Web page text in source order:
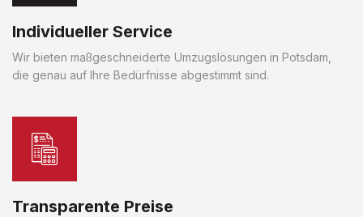
Individueller Service
Wir bieten maßgeschneiderte Umzugslösungen in Potsdam,
die genau auf Ihre Bedürfnisse abgestimmt sind.
Transparente Preise